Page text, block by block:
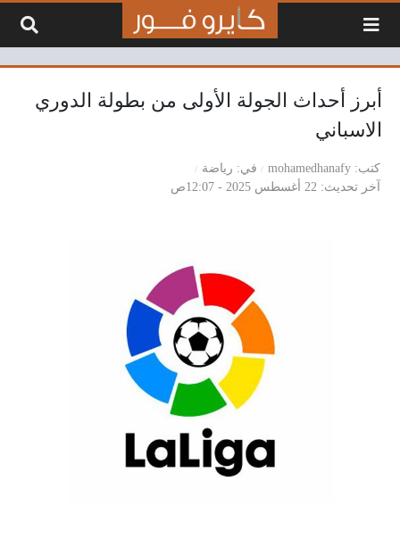
أبرز أحداث الجولة الأولى من بطولة الدوري
الاسباني
كتب mohamedhanafy في
رياضة
آخر تحديث
22 أغسطس 2025 - 12:07ص